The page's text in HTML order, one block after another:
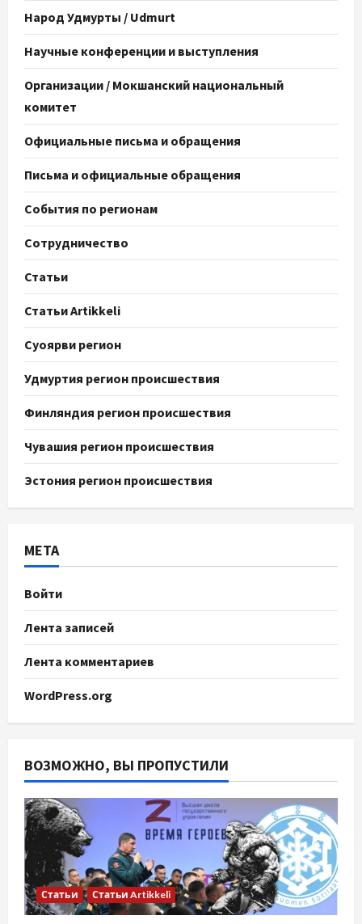
Народ Удмурты / Udmurt
Научные конференции и выступления
Организации / Мокшанский национальный
комитет
Официальные письма и обращения
Письма и официальные обращения
События по регионам
Сотрудничество
Статьи
Статьи Artikkeli
Суоярви регион
Удмуртия регион происшествия
Финляндия регион происшествия
Чувашия регион происшествия
Эстония регион происшествия
МЕТА
Войти
Лента записей
Лента комментариев
WordPress.org
ВОЗМОЖНО, ВЫ ПРОПУСТИЛИ
Статьи Статьи Artikkeli